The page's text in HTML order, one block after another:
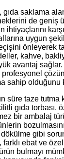
saklama
de geniş
uygun
önleyerek
kahve,
avantaj
profesyonel
sahip olduğunu
süre taze tutma
gıda torbası,
bir ambalaj
dökülme gibi
farklı ebat ve
bulmayı